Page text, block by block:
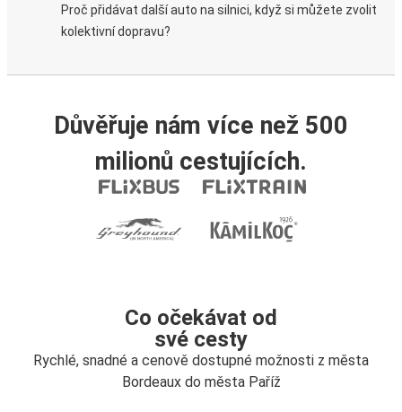
Proč přidávat další auto na silnici, když si můžete zvolit
kolektivní dopravu?
Důvěřuje nám více než 500
milionů cestujících.
Co očekávat od
své cesty
Rychlé, snadné a cenově dostupné možnosti z města
Bordeaux do města Paříž